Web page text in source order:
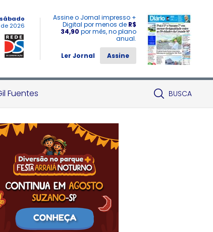
sábado
2026
Assine o Jornal impresso +
Digital por menos de R$
34,90 por mês, no plano
anual.
Ler Jornal
Assine
Fuentes BUSCA